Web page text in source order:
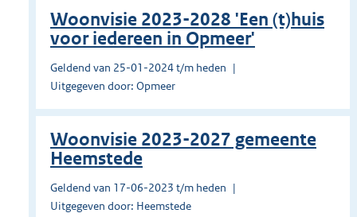
Woonvisie 2023-2028 'Een (t)huis
voor iedereen in Opmeer'
Geldend van 25-01-2024 t/m heden
Uitgegeven door: Opmeer
Woonvisie 2023-2027 gemeente
Heemstede
Geldend van 17-06-2023 t/m heden
Uitgegeven door: Heemstede